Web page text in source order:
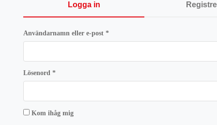
Logga in
Användarnamn eller e-post *Obligatoriskt
Lösenord *Obligatoriskt
Kom ihåg mig